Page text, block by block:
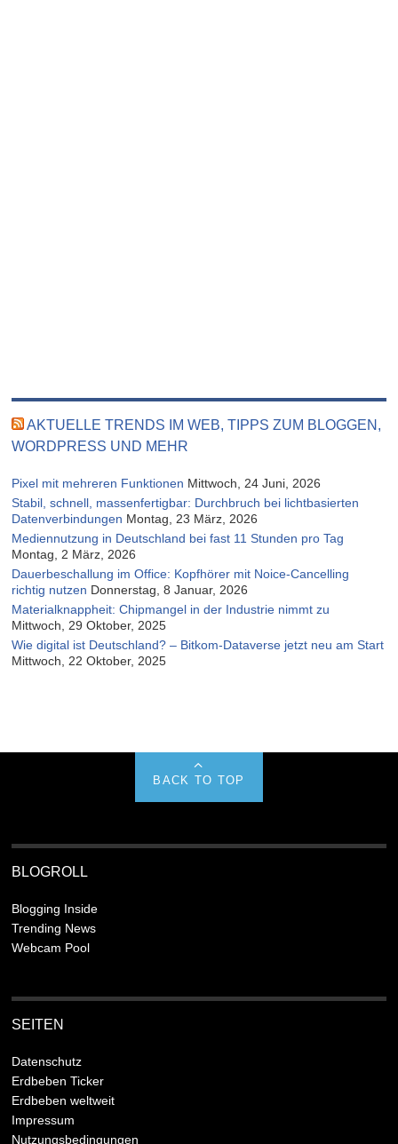
AKTUELLE TRENDS IM WEB, TIPPS ZUM BLOGGEN,
WORDPRESS UND MEHR
Pixel mit mehreren Funktionen Mittwoch, 24 Juni, 2026
Stabil, schnell, massenfertigbar: Durchbruch bei lichtbasierten
Datenverbindungen Montag, 23 März, 2026
Mediennutzung in Deutschland bei fast 11 Stunden pro Tag
Montag, 2 März, 2026
Dauerbeschallung im Office: Kopfhörer mit Noice-Cancelling
richtig nutzen Donnerstag, 8 Januar, 2026
Materialknappheit: Chipmangel in der Industrie nimmt zu
Mittwoch, 29 Oktober, 2025
Wie digital ist Deutschland? – Bitkom-Dataverse jetzt neu am Start
Mittwoch, 22 Oktober, 2025
BACK TO TOP
BLOGROLL
Blogging Inside
Trending News
Webcam Pool
SEITEN
Datenschutz
Erdbeben Ticker
Erdbeben weltweit
Impressum
Nutzungsbedingungen